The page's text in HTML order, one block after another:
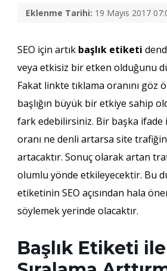
Eklenme Tarihi: 19 Mayıs 2017
SEO için artık başlık etiketi
veya etkisiz bir etken olduğunu
Fakat linkte tıklama oranını göz
başlığın büyük bir etkiye sahip
fark edebilirsiniz. Bir başka ifade
oranı ne denli artarsa site
artacaktır. Sonuç olarak artan
olumlu yönde etkileyecektir. Bu
etiketinin SEO açısından hala
söylemek yerinde olacaktır.
Başlık Etiketi ile